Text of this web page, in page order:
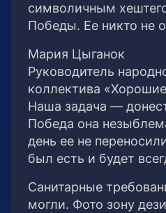
символичным
Победы. Ее никто не
Мария Цыганок
Руководитель
коллектива
Наша задача —
Победа она
день ее не
был есть и будет
Санитарные
могли. Фото зону